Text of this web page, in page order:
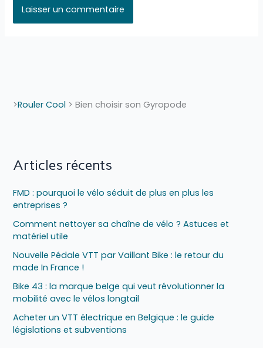
>Rouler Cool >Bien choisir son Gyropode
Articles récents
FMD : pourquoi le vélo séduit de plus en plus les
entreprises ?
Comment nettoyer sa chaîne de vélo ? Astuces et
matériel utile
Nouvelle Pédale VTT par Vaillant Bike : le retour du
made In France !
Bike 43 : la marque belge qui veut révolutionner la
mobilité avec le vélos longtail
Acheter un VTT électrique en Belgique : le guide
législations et subventions